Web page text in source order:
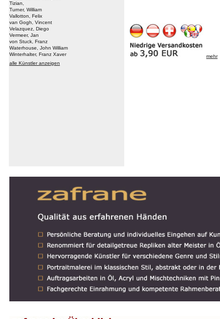
Tizian,
Turner, William
Vallotton, Felix
van Gogh, Vincent
Velazquez, Diego
Vermeer, Jan
von Stuck, Franz
Waterhouse, John William
Winterhalter, Franz Xaver
alle Künstler anzeigen
mehr